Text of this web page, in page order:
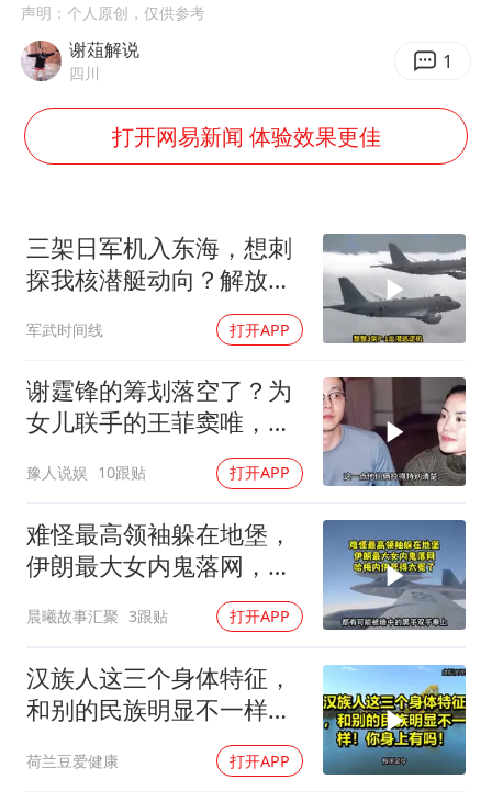
武契奇：欧洲已处于大战边缘
7月CPI同比上涨0.5% 经济内生增长动力持续增强
女孩每天“拼豆”拼坏眼睛
部分银行上调存款利率
路虎卫士限时降17万 BBA已集体降价
下党之路
声明：个人原创，仅供参考
谢葅解说
四川 1
打开网易新闻 体验效果更佳
三架日军机入东海，想刺
探我核潜艇动向？解放军
军武时间线 打开APP
谢霆锋的筹划落空了？为
女儿联手的王菲窦唯，给
豫人说娱 10跟贴 打开APP
难怪最高领袖躲在地堡，
伊朗最大女内鬼落网，哈
晨曦故事汇聚 3跟贴 打开APP
汉族人这三个身体特征，
和别的民族明显不一样！
荷兰豆爱健康 打开APP